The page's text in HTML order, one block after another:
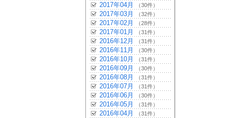
2017年04月 （30件）
2017年03月 （32件）
2017年02月 （28件）
2017年01月 （31件）
2016年12月 （31件）
2016年11月 （30件）
2016年10月 （31件）
2016年09月 （30件）
2016年08月 （31件）
2016年07月 （31件）
2016年06月 （30件）
2016年05月 （31件）
2016年04月 （31件）